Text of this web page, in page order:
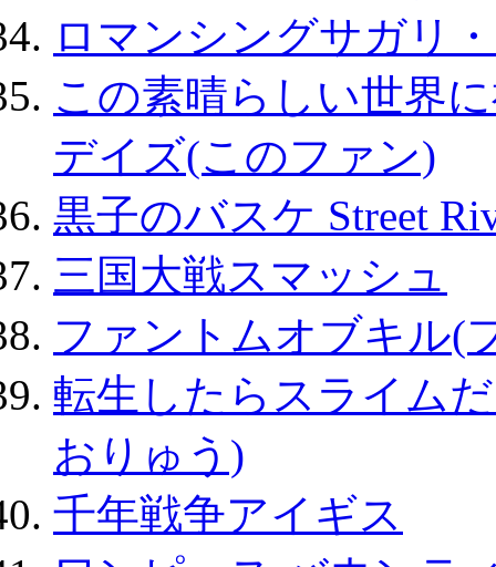
ロマンシングサガリ
この素晴らしい世界
デイズ(このファン)
黒子のバスケ Street
三国大戦スマッシュ
ファントムオブキル(
転生したらスライム
おりゅう)
千年戦争アイギス